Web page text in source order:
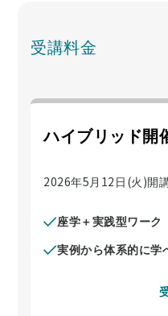
受講料金
ハイブリッド開
2026年5月12日(火)開
座学＋実践型ワーク
実例から体系的に学